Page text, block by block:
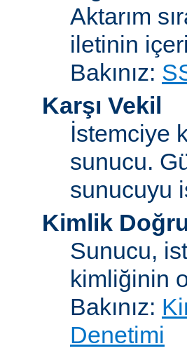
Aktarım
iletinin
Bakınız:
Karşı Vekil
İstemciye
sunucu.
sunucuyu
Kimlik
Sunucu,
kimliğinin
Bakınız:
Denetimi